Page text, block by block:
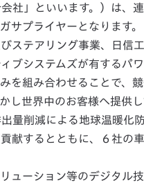
社」といいます。）は、
サプライヤーとなります
ステアリング事業、日信
ブシステムズが有するパ
を組み合わせることで、
し世界中のお客様へ提供し
量削減による地球温暖化
献するとともに、６社の
ーション等のデジタル